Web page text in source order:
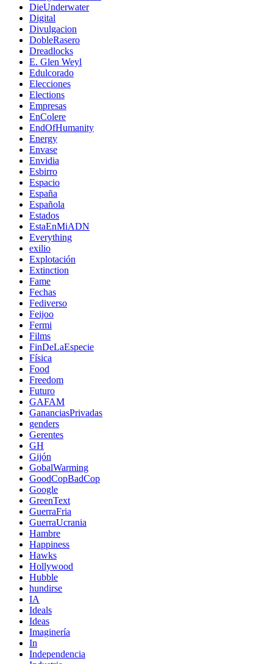
DieUnderwater
Digital
Divulgacion
DobleRasero
Dreadlocks
E. Glen Weyl
Edulcorado
Elecciones
Elections
Empresas
EnColere
EndOfHumanity
Energy
Envase
Envidia
Esbirro
Espacio
España
Española
Estados
EstaEnMiADN
Everything
exilio
Explotación
Extinction
Fame
Fechas
Fediverso
Feijoo
Fermi
Films
FinDeLaEspecie
Física
Food
Freedom
Futuro
GAFAM
GananciasPrivadas
genders
Gerentes
GH
Gijón
GobalWarming
GoodCopBadCop
Google
GreenText
GuerraFria
GuerraUcrania
Hambre
Happiness
Hawks
Hollywood
Hubble
hundirse
IA
Ideals
Ideas
Imaginería
In
Independencia